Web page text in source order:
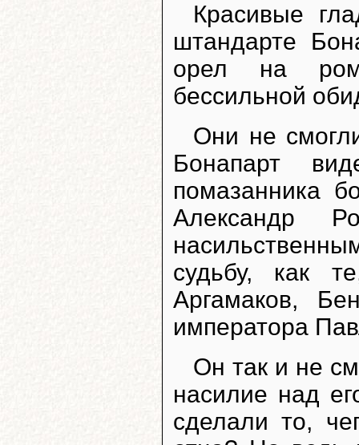
Красивые
штандарте
орел на
бессильной
Они не
Бонапарт
помазанника
Александр
судьбу, как
Аргамаков,
императора
Он так и не
насилие над
сделали то,